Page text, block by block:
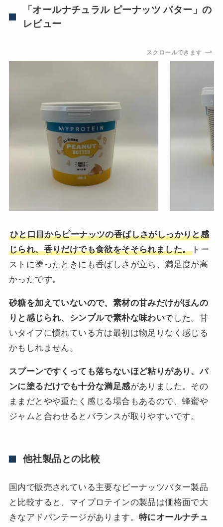
「オールナチュラル ピーナッツ バター」の
レビュー
スクロールできます
ひと口目からピーナッツの香ばしさがしっかりと感
じられ、香りだけでも食欲をそそられました。 トー
ストに塗ったときにも香ばしさが立ち、満足度が高
かったです。
砂糖を加えていないので、素材の甘みだけがほんの
りと感じられ、シンプルで素朴な味わいでした。甘
いタイプに慣れている方は最初は物足りなく感じる
かもしれません。
スプーンですくっても落ちないほど粘りがあり、パ
ンに塗るだけでも十分な満足感がありました。その
ままだとやや重たく感じる場合もあるので、蜂蜜や
ジャムと合わせるとバランスが取りやすいです。
他社製品との比較
国内で販売されている主要なピーナッツバター製品
と比較すると、マイプロテインの製品は価格面で大
きなアドバンテージがあります。 特にオールナチュ